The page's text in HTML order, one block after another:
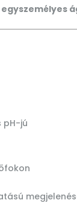
egyszemélyes
pH-jú